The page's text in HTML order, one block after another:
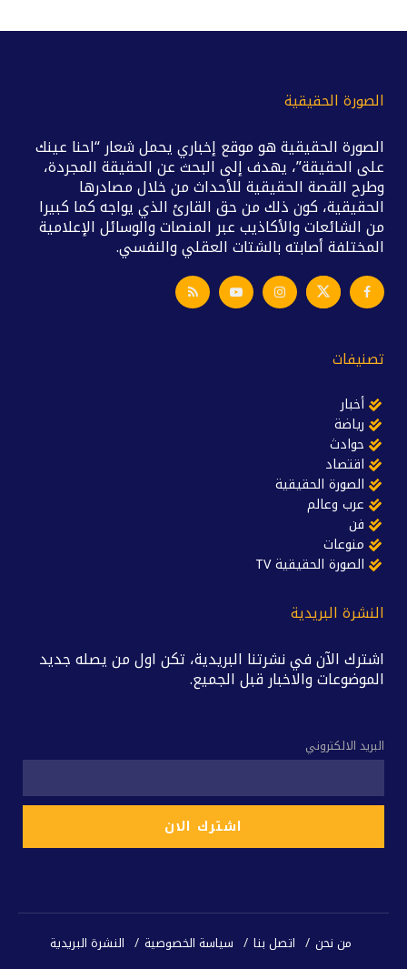
الصورة الحقيقية
الصورة الحقيقية هو موقع إخباري يحمل شعار “احنا عينك
على الحقيقة”، يهدف إلى البحث عن الحقيقة المجردة،
وطرح القصة الحقيقية للأحداث من خلال مصادرها
الحقيقية، كون ذلك من حق القارئ الذي يواجه كما كبيرا
من الشائعات والأكاذيب عبر المنصات والوسائل الإعلامية
المختلفة أصابته بالشتات العقلي والنفسي.
تصنيفات
أخبار
رياضة
حوادث
اقتصاد
الصورة الحقيقية
عرب وعالم
فن
منوعات
الصورة الحقيقية TV
النشرة البريدية
اشترك الآن في نشرتنا البريدية، تكن اول من يصله جديد
الموضوعات والاخبار قبل الجميع.
البريد الالكتروني
من نحن اتصل بنا سياسة الخصوصية النشرة البريدية